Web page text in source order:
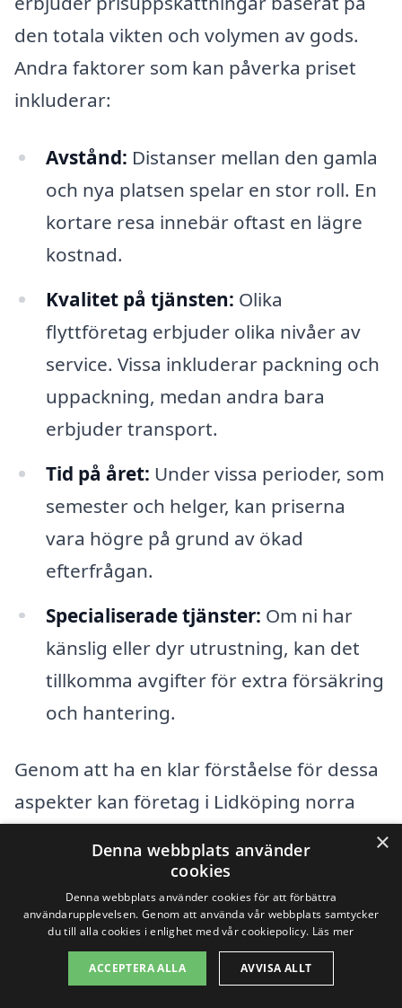
den totala vikten och volymen av gods.
Andra faktorer som kan påverka priset
inkluderar:
Avstånd: Distanser mellan den gamla
och nya platsen spelar en stor roll. En
kortare resa innebär oftast en lägre
kostnad.
Kvalitet på tjänsten: Olika
flyttföretag erbjuder olika nivåer av
service. Vissa inkluderar packning och
uppackning, medan andra bara
erbjuder transport.
Tid på året: Under vissa perioder, som
semester och helger, kan priserna
vara högre på grund av ökad
efterfrågan.
Specialiserade tjänster: Om ni har
känslig eller dyr utrustning, kan det
tillkomma avgifter för extra försäkring
och hantering.
Genom att ha en klar förståelse för dessa
aspekter kan företag i Lidköping norra
för sin företagsflytt. Det är alltid
rekommenderat att begära offerter från
flera olika firmor för att säkerställa att ni
får det bästa möjliga priset och servicen.
×
Denna webbplats använder
cookies
Denna webbplats använder cookies för att förbättra
användarupplevelsen. Genom att använda vår webbplats samtycker
du till alla cookies i enlighet med vår cookiepolicy. Läs mer
ACCEPTERA ALLA AVVISA ALLT